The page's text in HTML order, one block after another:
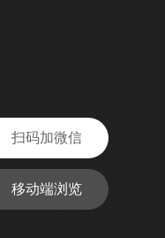
扫码加微信
移动端浏览